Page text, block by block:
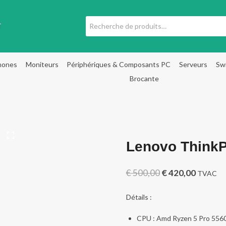
Recherche
pour :
Moniteurs Périphériques & Composants PC Serveurs
Brocante
Lenovo
€500,00Le
€420,00Le
TVAC
Détails :
CPU : Amd Ryzen 5 Pro